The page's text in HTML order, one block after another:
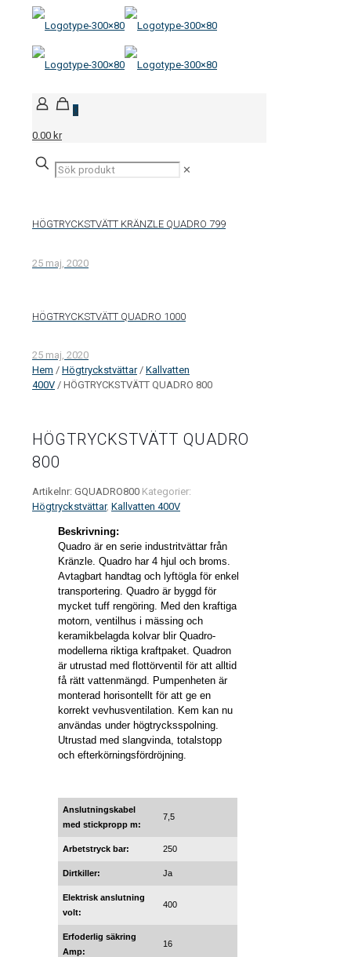
0
0.00 kr
✕
HÖGTRYCKSTVÄTT KRÄNZLE QUADRO 799
25 maj, 2020
HÖGTRYCKSTVÄTT QUADRO 1000
25 maj, 2020
Hem / Högtryckstvättar/ Kallvatten
400V / HÖGTRYCKSTVÄTT QUADRO 800
HÖGTRYCKSTVÄTT QUADRO
800
Artikelnr: GQUADRO800 Kategorier:
Högtryckstvättar, Kallvatten 400V
Beskrivning:
Quadro är en serie industritvättar från
Kränzle. Quadro har 4 hjul och broms.
Avtagbart handtag och lyftögla för enkel
transportering. Quadro är byggd för
mycket tuff rengöring. Med den kraftiga
motorn, ventilhus i mässing och
keramikbelagda kolvar blir Quadro-
modellerna riktiga kraftpaket. Quadron
är utrustad med flottörventil för att alltid
få rätt vattenmängd. Pumpenheten är
monterad horisontellt för att ge en
korrekt vevhusventilation. Kem kan nu
användas under högtrycksspolning.
Utrustad med slangvinda, totalstopp
och efterkörningsfördröjning.
Anslutningskabel
med stickpropp m:
7,5
Arbetstryck bar: 250
Dirtkiller: Ja
Elektrisk anslutning
volt:
400
Erfoderlig säkring
Amp:
16